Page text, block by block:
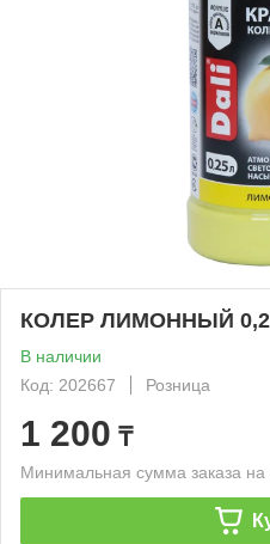
КОЛЕР ЛИМОННЫЙ
В наличии
Код: 202667
Розница
1 200 ₸
Минимальная сумма заказа